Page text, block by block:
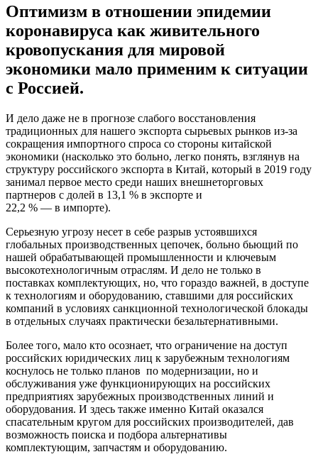
Оптимизм в отношении эпидемии
коронавируса как живительного
кровопускания для мировой
экономики мало применим к ситуации
с Россией.
И дело даже не в прогнозе слабого восстановления
традиционных для нашего экспорта сырьевых рынков из-за
сокращения импортного спроса со стороны китайской
экономики (насколько это больно, легко понять, взглянув на
структуру российского экспорта в Китай, который в 2019 году
занимал первое место среди наших внешнеторговых
партнеров с долей в 13,1 % в экспорте и
22,2 % — в импорте).
Серьезную угрозу несет в себе разрыв устоявшихся
глобальных производственных цепочек, больно бьющий по
нашей обрабатывающей промышленности и ключевым
высокотехнологичным отраслям. И дело не только в
поставках комплектующих, но, что гораздо важней, в доступе
к технологиям и оборудованию, ставшими для российских
компаний в условиях санкционной технологической блокады
в отдельных случаях практически безальтернативными.
Более того, мало кто осознает, что ограничение на доступ
российских юридических лиц к зарубежным технологиям
коснулось не только планов по модернизации, но и
обслуживания уже функционирующих на российских
предприятиях зарубежных производственных линий и
оборудования. И здесь также именно Китай оказался
спасательным кругом для российских производителей, дав
возможность поиска и подбора альтернативы
комплектующим, запчастям и оборудованию.